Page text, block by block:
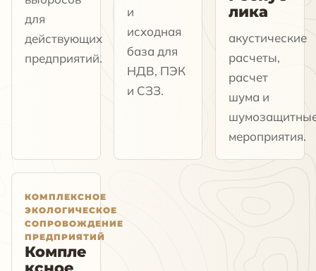
для
действующих
предприятий.
и
исходная
база для
НДВ, ПЭК
и СЗЗ.
лика
акустические
расчеты,
расчет
шума и
мероприятия.
КОМПЛЕКСНОЕ
ЭКОЛОГИЧЕСКОЕ
СОПРОВОЖДЕНИЕ
ПРЕДПРИЯТИЙ
Компле